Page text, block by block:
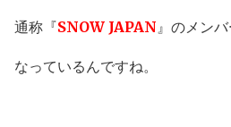
通称『SNOW JAPAN』のメン
なっているんですね。